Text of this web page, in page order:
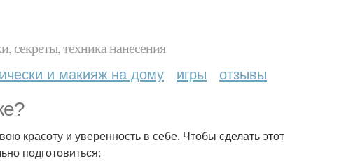
секреты, техника нанесения
и макияж на дому игры отзывы
красоту и уверенность в себе. Чтобы сделать этот
подготовиться: